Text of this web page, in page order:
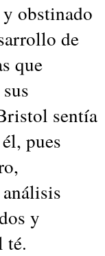
obstinado
de
que
sentía
pues
y
té.